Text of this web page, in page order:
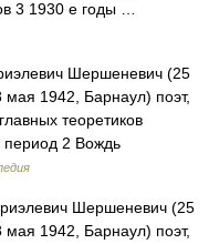
3 1930 е годы …
Шершеневич (25
1942, Барнаул) поэт,
теоретиков
2 Вождь
Шершеневич (25
1942, Барнаул) поэт,